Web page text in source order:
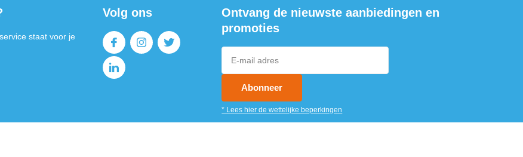
staat voor je
Volg ons
Ontvang de nieuwste aanbiedingen en
promoties
Abonneer
* Lees hier de wettelijke beperkingen